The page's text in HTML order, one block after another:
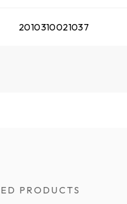
2010310021037
PRODUCTS